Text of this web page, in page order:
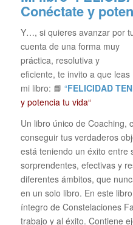
Conéctate y
Y…, si quieres avanzar por
cuenta de una forma muy
práctica, resolutiva y
eficiente, te invito a que leas
mi libro: 📘 “FELICIDAD
y potencia tu vida“
Un libro único de Coaching,
conseguir tus verdaderos
está teniendo un éxito entre
sorprendentes, efectivas y
diferentes ámbitos, que
en un solo libro. En este
íntegro de Constelaciones
trabajo y al éxito. Contiene